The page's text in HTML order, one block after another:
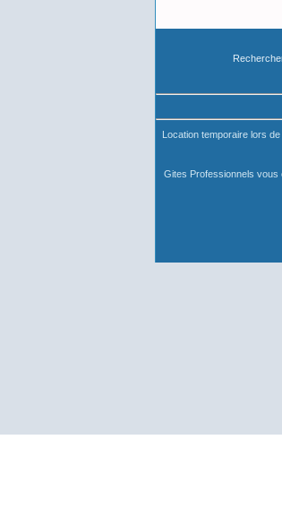
Location temporaire lors
Gites Professionnels vous